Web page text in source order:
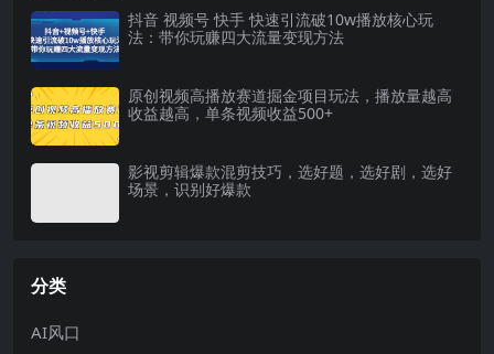
抖音 视频号 快手 快速引流破10w播放核心玩
法：带你玩赚四大流量变现方法
原创视频高播放赛道掘金项目玩法，播放量越高
收益越高，单条视频收益500+
影视剪辑爆款混剪技巧，选好题，选好剧，选好
场景，识别好爆款
分类
AI风口